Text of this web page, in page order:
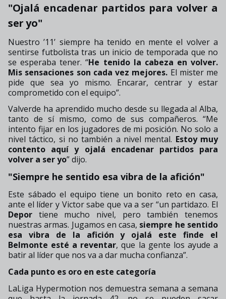
"Ojalá encadenar partidos para volver a
ser yo"
Nuestro ’11’ siempre ha tenido en mente el volver a
sentirse futbolista tras un inicio de temporada que no
se esperaba tener. “He tenido la cabeza en volver.
Mis sensaciones son cada vez mejores. El mister me
pide que sea yo mismo. Encarar, centrar y estar
comprometido con el equipo”.
Valverde ha aprendido mucho desde su llegada al Alba,
tanto de sí mismo, como de sus compañeros. “Me
intento fijar en los jugadores de mi posición. No solo a
nivel táctico, si no también a nivel mental. Estoy muy
contento aquí y ojalá encadenar partidos para
volver a ser yo” dijo.
"Siempre he sentido esa vibra de la afición"
Este sábado el equipo tiene un bonito reto en casa,
ante el líder y Victor sabe que va a ser “un partidazo. El
Depor tiene mucho nivel, pero también tenemos
nuestras armas. Jugamos en casa, siempre he sentido
esa vibra de la afición y ojalá este finde el
Belmonte esté a reventar, que la gente los ayude a
batir al líder que nos va a dar mucha confianza”.
Cada punto es oro en este categoría
LaLiga Hypermotion nos demuestra semana a semana